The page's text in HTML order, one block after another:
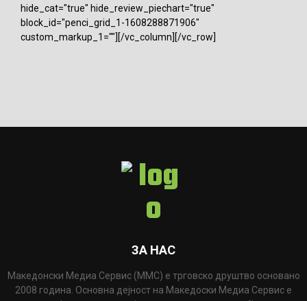
hide_cat="true" hide_review_piechart="true"
block_id="penci_grid_1-1608288871906"
custom_markup_1=""][/vc_column][/vc_row]
ЗА НАС
Македонски Медиа Сервис (ММС) е трговско друштво основано
2008 година. Основна дејност на Македоски Медиа Сервис е